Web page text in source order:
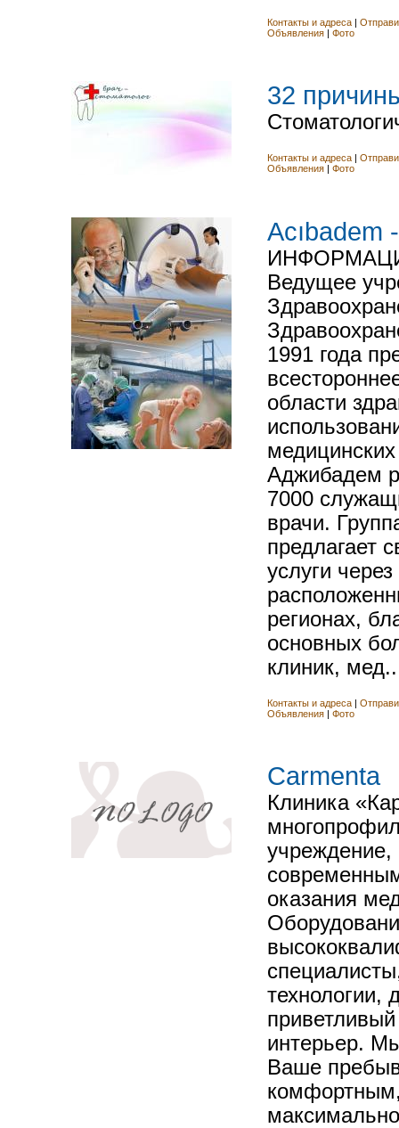
Контакты и адреса |
Объявления | Фото
32
Контакты и адреса
Объявления
Фото
Ведущее
1991 года
области
Аджибадем
7000
врачи.
предлагает
услуги
регионах,
основных
клиник,
Контакты и адреса |
Объявления | Фото
Carmenta
Клиника
оказания
технологии,
интерьер.
Ваше